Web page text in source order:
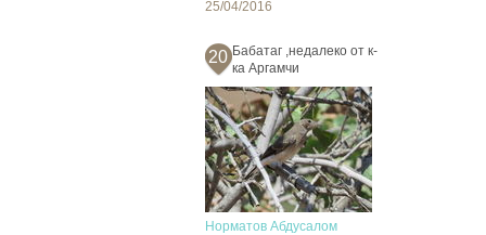
25/04/2016
20 Бабатаг ,недалеко от к-
ка Аргамчи
Норматов Абдусалом